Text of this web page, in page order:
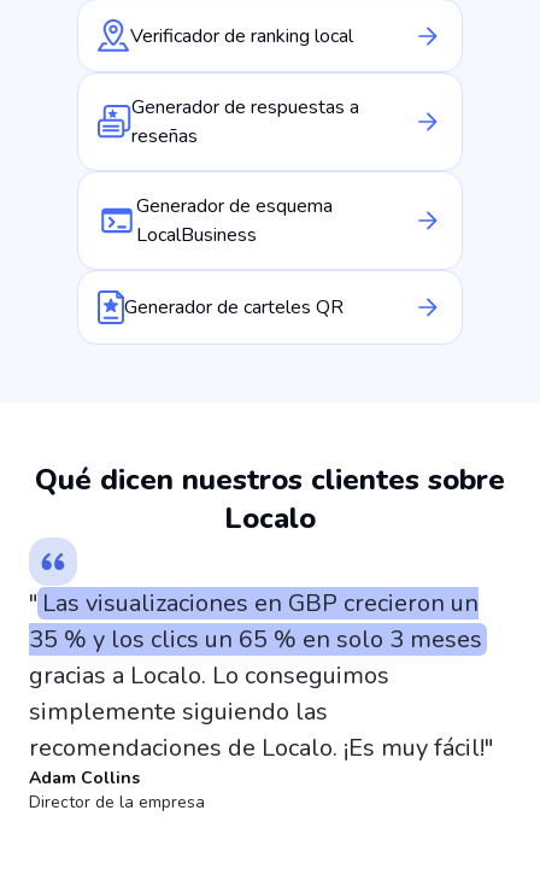
Verificador de ranking local
Generador de respuestas a
reseñas
Generador de esquema
LocalBusiness
Generador de carteles QR
️‍Qué dicen nuestros clientes sobre
Localo